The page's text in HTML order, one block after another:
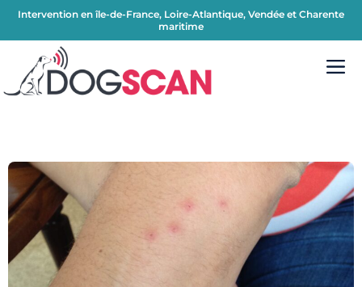
Intervention en île-de-France, Loire-Atlantique, Vendée et Charente
maritime